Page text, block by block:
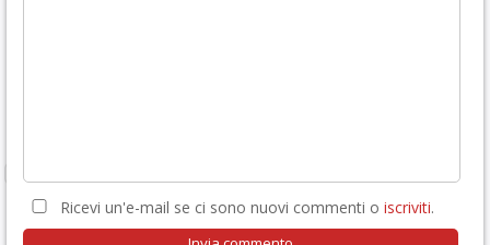
Ricevi un'e-mail se ci sono nuovi commenti o iscriviti.